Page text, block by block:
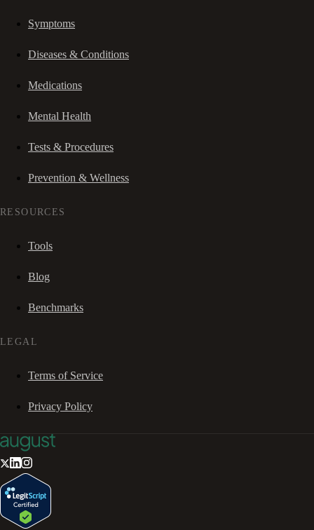
Symptoms
Diseases & Conditions
Medications
Mental Health
Tests & Procedures
Prevention & Wellness
RESOURCES
Tools
Blog
Benchmarks
LEGAL
Terms of Service
Privacy Policy